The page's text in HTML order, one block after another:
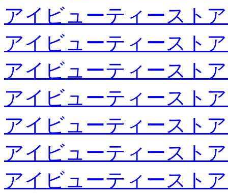
アイビューティースト
アイビューティースト
アイビューティースト
アイビューティースト
アイビューティースト
アイビューティースト
アイビューティースト